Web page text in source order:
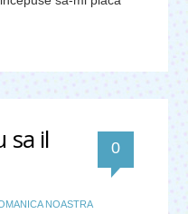
sa il 0
NOASTRA